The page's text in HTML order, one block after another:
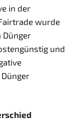
in der
wurde
Dünger
und